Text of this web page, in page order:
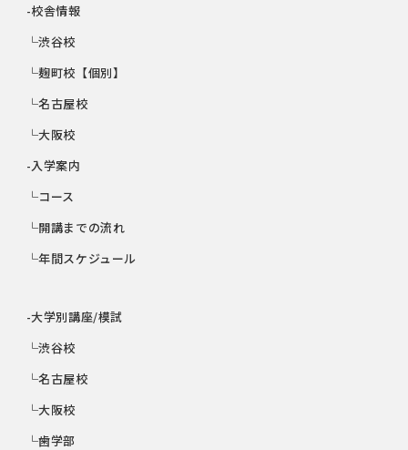
-校舎情報
└渋谷校
└麹町校【個別】
└名古屋校
└大阪校
-入学案内
└コース
└開講までの流れ
└年間スケジュール
-大学別講座/模試
└渋谷校
└名古屋校
└大阪校
└歯学部